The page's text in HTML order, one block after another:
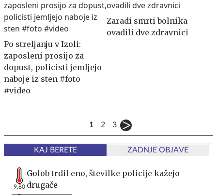
Po streljanju v Izoli:
zaposleni prosijo za
dopust, policisti jemljejo
naboje iz sten #foto
#video
Zaradi smrti bolnika
ovadili dve zdravnici
1 2 3
KAJ BERETE ZADNJE OBJAVE
9,80
Golob trdil eno, številke policije kažejo
drugače